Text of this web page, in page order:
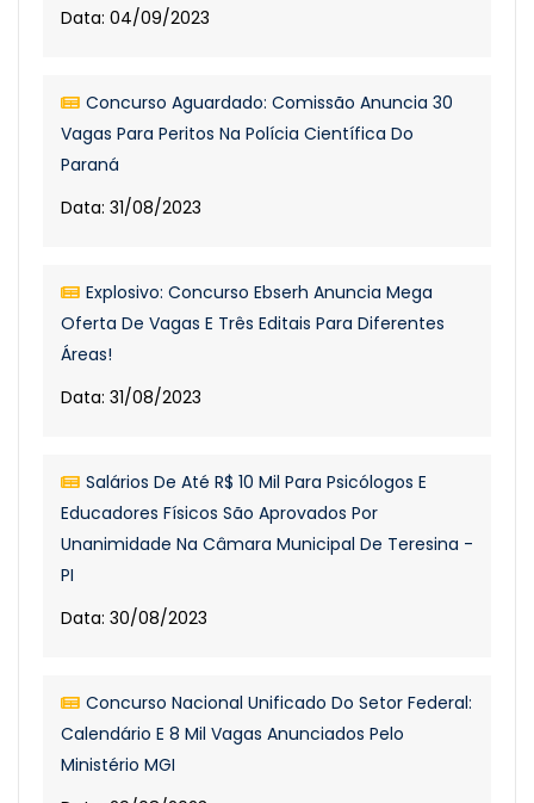
Data: 04/09/2023
Concurso Aguardado: Comissão Anuncia 30
Vagas Para Peritos Na Polícia Científica Do
Paraná
Data: 31/08/2023
Explosivo: Concurso Ebserh Anuncia Mega
Oferta De Vagas E Três Editais Para Diferentes
Áreas!
Data: 31/08/2023
Salários De Até R$ 10 Mil Para Psicólogos E
Educadores Físicos São Aprovados Por
Unanimidade Na Câmara Municipal De Teresina -
PI
Data: 30/08/2023
Concurso Nacional Unificado Do Setor Federal:
Calendário E 8 Mil Vagas Anunciados Pelo
Ministério MGI